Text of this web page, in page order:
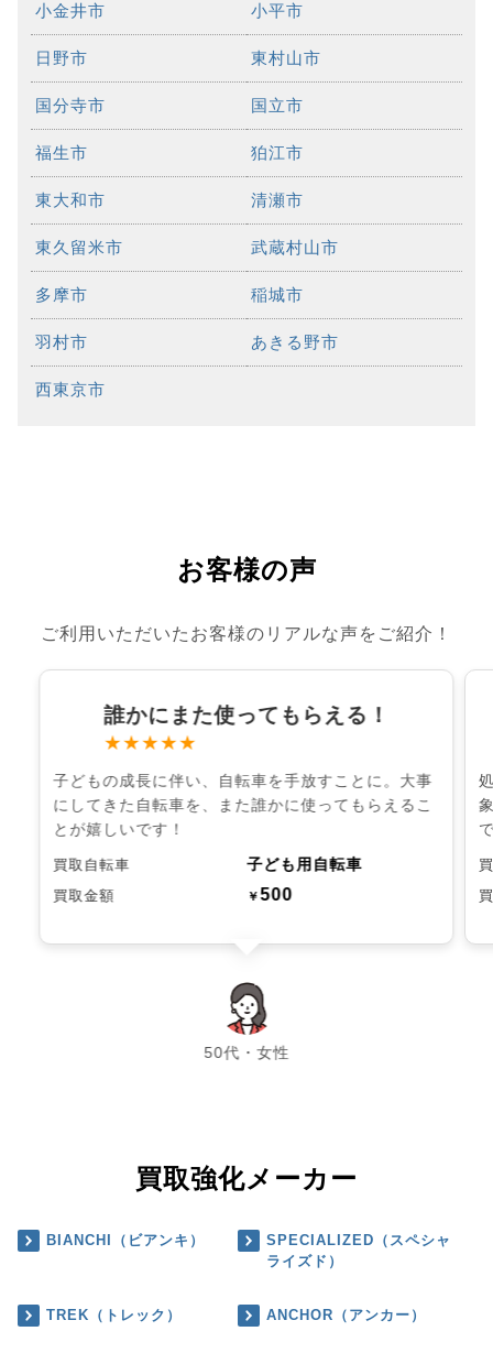
小金井市 小平市
日野市 東村山市
国分寺市 国立市
福生市 狛江市
東大和市 清瀬市
東久留米市 武蔵村山市
多摩市 稲城市
羽村市 あきる野市
西東京市
お客様の声
ご利用いただいたお客様のリアルな声をご紹介！
誰かにまた使ってもらえる！
★★★★★
子どもの成長に伴い、自転車を手放すことに。大事
にしてきた自転車を、また誰かに使ってもらえるこ
とが嬉しいです！
買取自転車 子ども用自転車
買取金額 ￥500
50代・女性
chevron_left chevron_right
買取強化メーカー
BIANCHI（ビアンキ）
SPECIALIZED（スペシャ
ライズド）
TREK（トレック） ANCHOR（アンカー）